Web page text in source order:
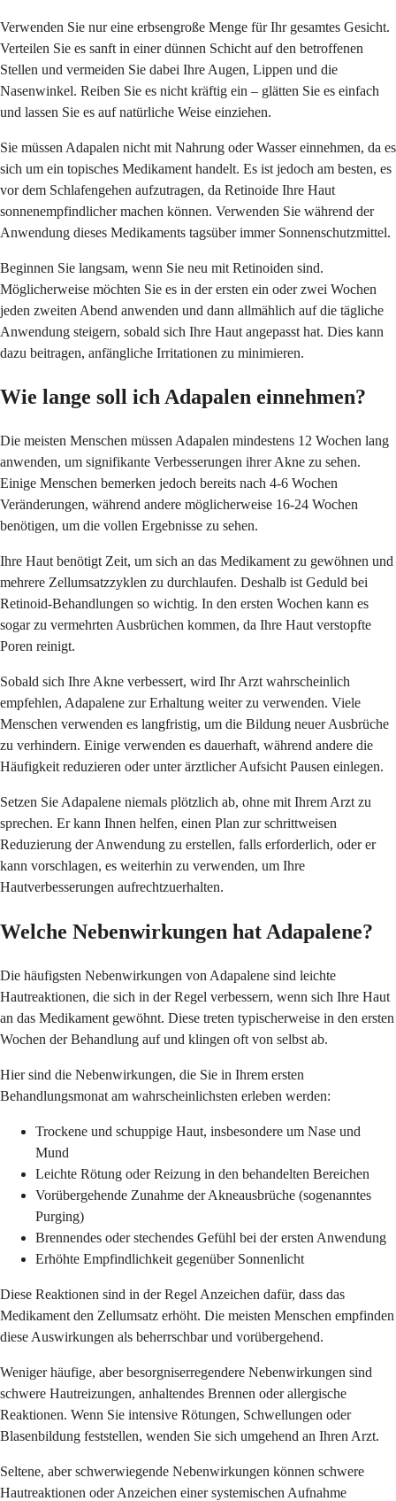
Verwenden Sie nur eine erbsengroße Menge für Ihr gesamtes Gesicht.
Verteilen Sie es sanft in einer dünnen Schicht auf den betroffenen
Stellen und vermeiden Sie dabei Ihre Augen, Lippen und die
Nasenwinkel. Reiben Sie es nicht kräftig ein – glätten Sie es einfach
und lassen Sie es auf natürliche Weise einziehen.
Sie müssen Adapalen nicht mit Nahrung oder Wasser einnehmen, da es
sich um ein topisches Medikament handelt. Es ist jedoch am besten, es
vor dem Schlafengehen aufzutragen, da Retinoide Ihre Haut
sonnenempfindlicher machen können. Verwenden Sie während der
Anwendung dieses Medikaments tagsüber immer Sonnenschutzmittel.
Beginnen Sie langsam, wenn Sie neu mit Retinoiden sind.
Möglicherweise möchten Sie es in der ersten ein oder zwei Wochen
jeden zweiten Abend anwenden und dann allmählich auf die tägliche
Anwendung steigern, sobald sich Ihre Haut angepasst hat. Dies kann
dazu beitragen, anfängliche Irritationen zu minimieren.
Wie lange soll ich Adapalen einnehmen?
Die meisten Menschen müssen Adapalen mindestens 12 Wochen lang
anwenden, um signifikante Verbesserungen ihrer Akne zu sehen.
Einige Menschen bemerken jedoch bereits nach 4-6 Wochen
Veränderungen, während andere möglicherweise 16-24 Wochen
benötigen, um die vollen Ergebnisse zu sehen.
Ihre Haut benötigt Zeit, um sich an das Medikament zu gewöhnen und
mehrere Zellumsatzzyklen zu durchlaufen. Deshalb ist Geduld bei
Retinoid-Behandlungen so wichtig. In den ersten Wochen kann es
sogar zu vermehrten Ausbrüchen kommen, da Ihre Haut verstopfte
Poren reinigt.
Sobald sich Ihre Akne verbessert, wird Ihr Arzt wahrscheinlich
empfehlen, Adapalene zur Erhaltung weiter zu verwenden. Viele
Menschen verwenden es langfristig, um die Bildung neuer Ausbrüche
zu verhindern. Einige verwenden es dauerhaft, während andere die
Häufigkeit reduzieren oder unter ärztlicher Aufsicht Pausen einlegen.
Setzen Sie Adapalene niemals plötzlich ab, ohne mit Ihrem Arzt zu
sprechen. Er kann Ihnen helfen, einen Plan zur schrittweisen
Reduzierung der Anwendung zu erstellen, falls erforderlich, oder er
kann vorschlagen, es weiterhin zu verwenden, um Ihre
Hautverbesserungen aufrechtzuerhalten.
Welche Nebenwirkungen hat Adapalene?
Die häufigsten Nebenwirkungen von Adapalene sind leichte
Hautreaktionen, die sich in der Regel verbessern, wenn sich Ihre Haut
an das Medikament gewöhnt. Diese treten typischerweise in den ersten
Wochen der Behandlung auf und klingen oft von selbst ab.
Hier sind die Nebenwirkungen, die Sie in Ihrem ersten
Behandlungsmonat am wahrscheinlichsten erleben werden:
Trockene und schuppige Haut, insbesondere um Nase und
Mund
Leichte Rötung oder Reizung in den behandelten Bereichen
Vorübergehende Zunahme der Akneausbrüche (sogenanntes
Purging)
Brennendes oder stechendes Gefühl bei der ersten Anwendung
Erhöhte Empfindlichkeit gegenüber Sonnenlicht
Diese Reaktionen sind in der Regel Anzeichen dafür, dass das
Medikament den Zellumsatz erhöht. Die meisten Menschen empfinden
diese Auswirkungen als beherrschbar und vorübergehend.
Weniger häufige, aber besorgniserregendere Nebenwirkungen sind
schwere Hautreizungen, anhaltendes Brennen oder allergische
Reaktionen. Wenn Sie intensive Rötungen, Schwellungen oder
Blasenbildung feststellen, wenden Sie sich umgehend an Ihren Arzt.
Seltene, aber schwerwiegende Nebenwirkungen können schwere
Hautreaktionen oder Anzeichen einer systemischen Aufnahme